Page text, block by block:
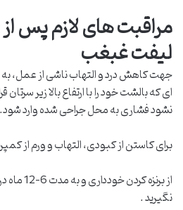
مراقبت های لازم پس
لیفت غبغب
جهت کاهش درد و التهاب ناشی از عمل، به
ای که بالشت خود را با ارتفاع بالا زیر
نشود فشاری به محل جراحی شده وارد شود.
برای کاستن از کبودی، التهاب و ورم از
از برنزه
نگیرید .